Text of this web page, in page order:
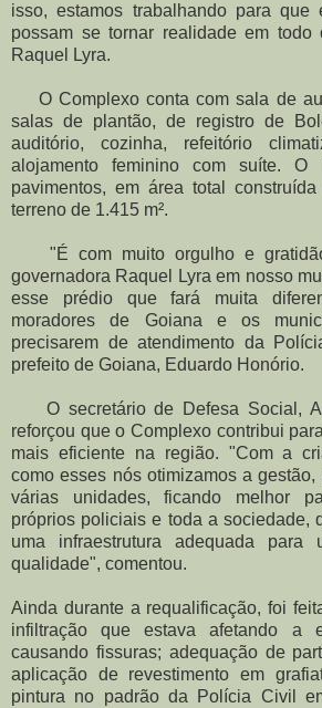
isso, estamos trabalhando para que
possam se tornar realidade em todo
Raquel Lyra.
O Complexo conta com sala de
salas de plantão, de registro de
auditório, cozinha, refeitório
alojamento feminino com suíte. O
pavimentos, em área total
terreno de 1.415 m².
"É com muito orgulho e
governadora Raquel Lyra em nosso
esse prédio que fará muita
moradores de Goiana e os
precisarem de atendimento da
prefeito de Goiana, Eduardo Honório.
O secretário de Defesa Social,
reforçou que o Complexo contribui
mais eficiente na região. "Com a
como esses nós otimizamos a
várias unidades, ficando melhor
próprios policiais e toda a sociedade,
uma infraestrutura adequada para
qualidade", comentou.
Ainda durante a requalificação, foi
infiltração que estava afetando a
causando fissuras; adequação de
aplicação de revestimento em
pintura no padrão da Polícia Civil